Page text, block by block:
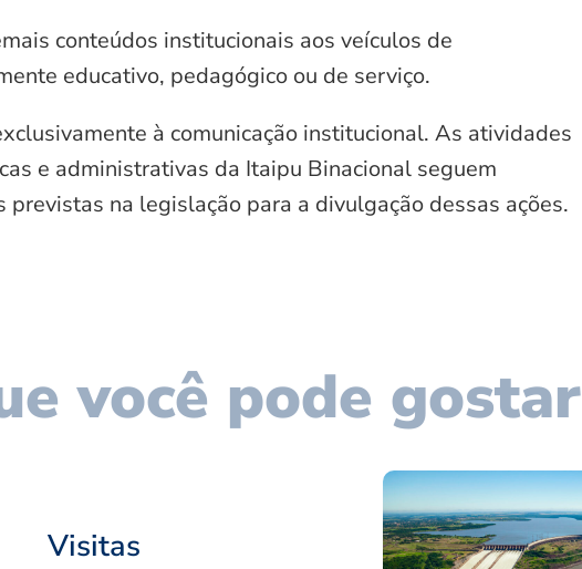
conteúdos institucionais aos veículos de
educativo, pedagógico ou de serviço.
à comunicação institucional. As atividades
e administrativas da Itaipu Binacional seguem
na legislação para a divulgação dessas ações.
você pode gostar
Visitas